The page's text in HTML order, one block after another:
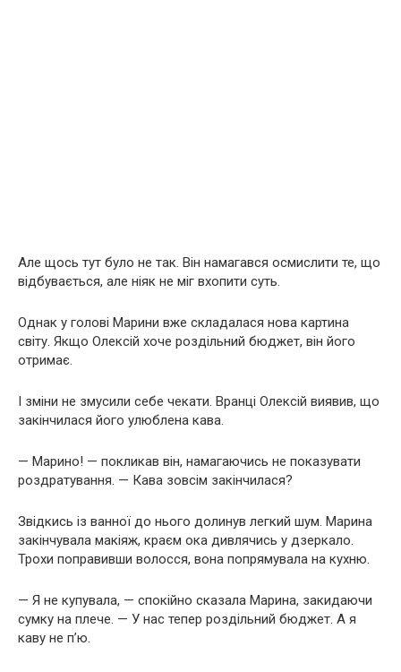
Але щось тут було не так. Він намагався осмислити те, що
відбувається, але ніяк не міг вхопити суть.
Однак у голові Марини вже складалася нова картина
світу. Якщо Олексій хоче роздільний бюджет, він його
отримає.
І зміни не змусили себе чекати. Вранці Олексій виявив, що
закінчилася його улюблена кава.
— Марино! — покликав він, намагаючись не показувати
роздратування. — Кава зовсім закінчилася?
Звідкись із ванної до нього долинув легкий шум. Марина
закінчувала макіяж, краєм ока дивлячись у дзеркало.
Трохи поправивши волосся, вона попрямувала на кухню.
— Я не купувала, — спокійно сказала Марина, закидаючи
сумку на плече. — У нас тепер роздільний бюджет. А я
каву не п’ю.